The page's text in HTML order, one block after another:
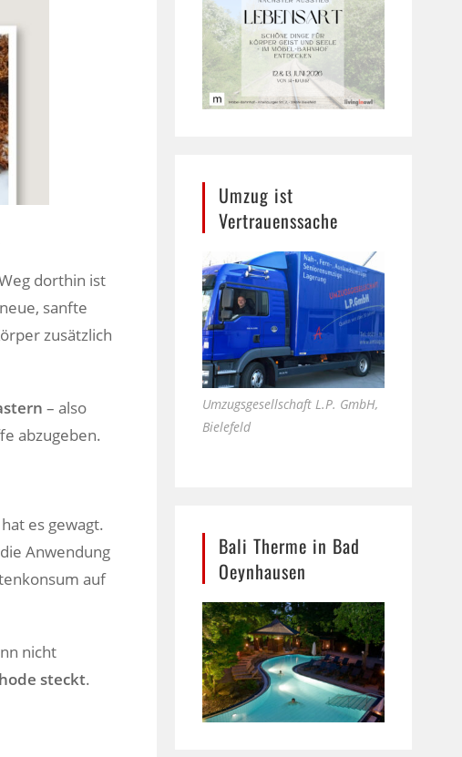
dorthin ist
sanfte
zusätzlich
– also
abzugeben.
es gewagt.
Anwendung
auf
nicht
steckt.
Umzug ist
Vertrauenssache
Umzugsgesellschaft L.P. GmbH,
Bielefeld
Bali Therme in Bad
Oeynhausen